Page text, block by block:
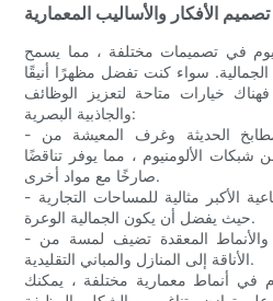
تصميم الأفكار والأساليب المعمارية
في تصميمات مختلفة ، مما يسمح
سواء كنت تفضل مظهرًا أنيقًا
فهناك خيارات متاحة لتعزيز الوظائف
والجاذبية البصرية:
- التصميم المعاصر: تستفيد المطابخ الحديثة وغرف المعيشة من
شبكات الألومنيوم ، مما يوفر تناقضًا
صارخًا مع مواد أخرى.
- النمط الصناعي: الشبكات الصناعية الأكبر مثالية للمساحات التجارية
حيث يفضل أن يكون الجمالية الوعرة.
- الجمالية التقليدية: التصميمات والأنماط المعقدة تضيف لمسة من
الأناقة إلى المنازل والمباني التقليدية.
في أنماط معمارية مختلفة ، يمكنك